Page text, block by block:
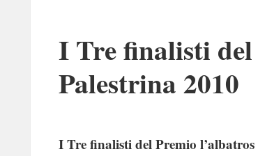
I Tre finalisti
Palestrina 2010
I Tre finalisti del Premio